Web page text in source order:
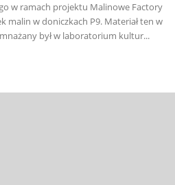
w ramach projektu Malinowe Factory
malin w doniczkach P9. Materiał ten w
był w laboratorium kultur...